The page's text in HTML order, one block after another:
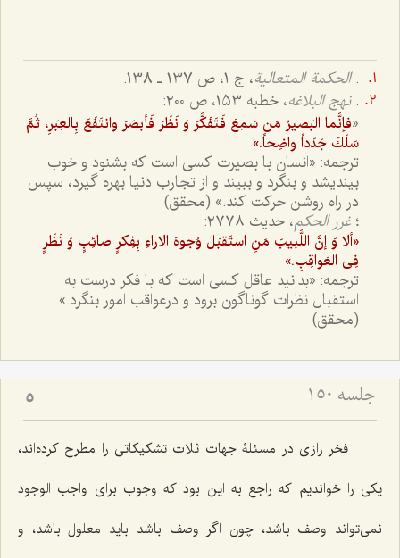
.الحکمة المتعالیة، ج 1، ص 137 ـ 138.
.نهج البلاغه، خطبه 153، ص ۲۰۰:
«فإنَّما البَصیرُ مَن سَمِعَ فَتَفَكَّرَ وَ نَظَرَ فَأبصَرَ وانتَفَعَ بِالعِبَرِ، ثُمَّ
سَلَكَ جَدَداً واضِحاً.»
ترجمه: «انسان با بصیرت كسى است كه بشنود و خوب
بیندیشد و بنگرد و ببیند و از تجارب دنیا بهره گیرد، سپس
در راه روشن حركت كند.» (محقق)
؛ غرر الحكم، حدیث ۲۷۷۸:
«ألا وَ إنَّ اللَّبیبَ مَنِ استَقبَلَ وُجوهَ الاراءِ بِفِكرٍ صائِبٍ وَ نَظَرٍ
فِى العَواقِبِ.»
ترجمه: «بدانید عاقل كسى است كه با فكر درست به
استقبال نظرات گوناگون برود و درعواقب امور بنگرد.»
(محقق)
جلسه ۱۵۰ 5
فخر رازى در مسئلۀ جهات ثلاث تشكیكاتى را مطرح كرده‌اند،
یكى را خواندیم كه راجع به این بود كه وجوب براى واجب الوجود
نمى‌تواند وصف باشد، چون اگر وصف باشد باید معلول باشد، و